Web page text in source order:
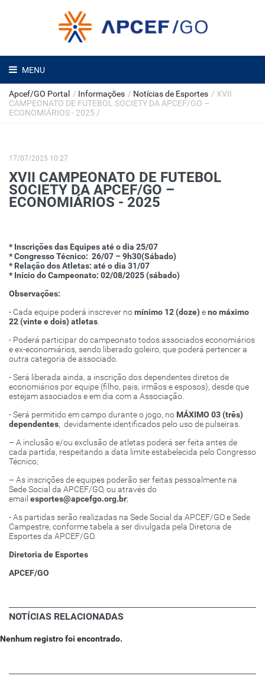
MENU
Apcef/GO Portal / Informações / Notícias de Esportes / XVII
CAMPEONATO DE FUTEBOL SOCIETY DA APCEF/GO –
ECONOMIÁRIOS - 2025 /
17/07/2025 10:27
XVII CAMPEONATO DE FUTEBOL
SOCIETY DA APCEF/GO –
ECONOMIÁRIOS - 2025
* Inscrições das Equipes até o dia 25/07
* Congresso Técnico: 26/07 – 9h30(Sábado)
* Relação dos Atletas: até o dia 31/07
* Início do Campeonato: 02/08/2025 (sábado)
Observações:
- Cada equipe poderá inscrever nomínimo 12 (doze)eno máximo
22 (vinte e dois) atletas.
- Poderá participar do campeonato todos associados economiários
e ex-economiários, sendo liberado goleiro, que poderá pertencer a
outra categoria de associado.
- Será liberada ainda, a inscrição dos dependentes diretos de
economiários por equipe (filho, pais, irmãos e esposos), desde que
estejam associados e em dia com a Associação.
- Será permitido em campo durante o jogo, no MÁXIMO 03 (três)
dependentes, devidamente identificados pelo uso de pulseiras.
– A inclusão e/ou exclusão de atletas poderá ser feita antes de
cada partida, respeitando a data limite estabelecida pelo Congresso
Técnico;
– As inscrições de equipes poderão ser feitas pessoalmente na
Sede Social da APCEF/GO, ou através do
email esportes@apcefgo.org.br;
- As partidas serão realizadas na Sede Social da APCEF/GO e Sede
Campestre, conforme tabela a ser divulgada pela Diretoria de
Esportes da APCEF/GO.
Diretoria de Esportes
APCEF/GO
NOTÍCIAS RELACIONADAS
Nenhum registro foi encontrado.